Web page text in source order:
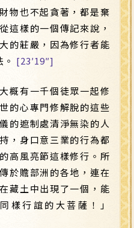
物也不起貪著，都是棄
這樣的一個傳記來說，
的莊嚴，因為修行者能
[23′19″]
概有一千個徒眾一起修
的心專門修解脫的這些
的遮制處清淨無染的人
，身口意三業的行為都
高風亮節這樣修行。所
於贍部洲的各地，連在
藏土中出現了一個，能
樣行誼的大菩薩！」